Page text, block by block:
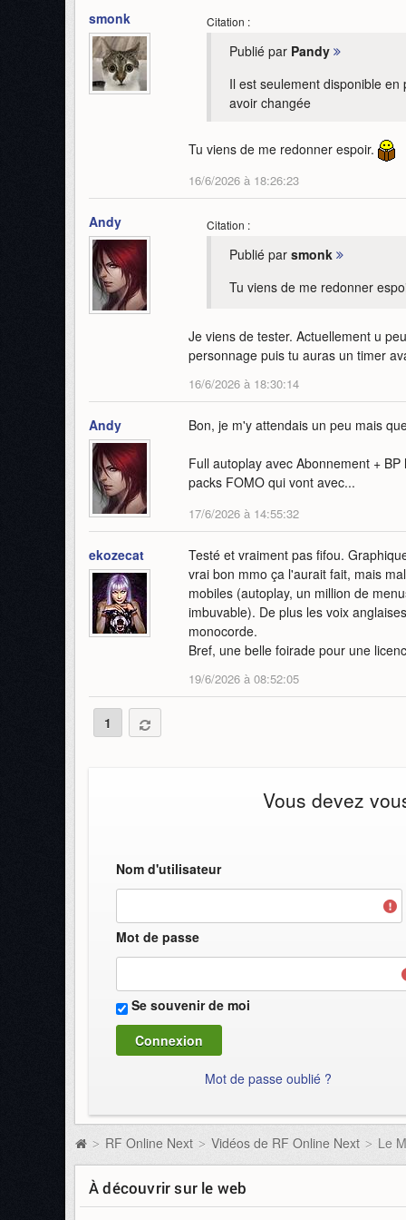
smonk Citation :
Publié par Pandy
Il est seulement disponible
avoir changée
Tu viens de me redonner espoir.
16/6/2026 à 18:26:23
Andy Citation :
Publié par smonk
Tu viens de me redonner
Je viens de tester. Actuellement u
personnage puis tu auras un timer
16/6/2026 à 18:30:14
Andy Bon, je m'y attendais un peu mais
Full autoplay avec Abonnement +
packs FOMO qui vont avec...
17/6/2026 à 14:55:32
ekozecat
Testé et vraiment pas fifou.
vrai bon mmo ça l'aurait fait, mais
mobiles (autoplay, un million de
imbuvable). De plus les voix
monocorde.
Bref, une belle foirade pour une
19/6/2026 à 08:52:05
1
Vous devez
Nom d'utilisateur
Mot de passe
Se souvenir de moi
Mot de passe oublié ?
> RF Online Next > Vidéos de RF Online Next > Le
À découvrir sur le web